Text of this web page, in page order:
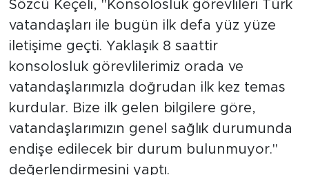
Sözcü Keçeli, "Konsolosluk görevlileri Türk
vatandaşları ile bugün ilk defa yüz yüze
iletişime geçti. Yaklaşık 8 saattir
konsolosluk görevlilerimiz orada ve
vatandaşlarımızla doğrudan ilk kez temas
kurdular. Bize ilk gelen bilgilere göre,
vatandaşlarımızın genel sağlık durumunda
endişe edilecek bir durum bulunmuyor."
değerlendirmesini yaptı.